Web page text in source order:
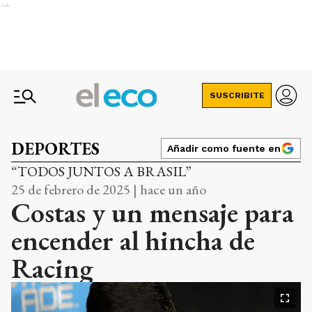
Ads
SUSCRIBITE
DEPORTES Añadir como fuente en
“TODOS JUNTOS A BRASIL”
25 de febrero de 2025 | hace un año
Costas y un mensaje para
encender al hincha de
Racing